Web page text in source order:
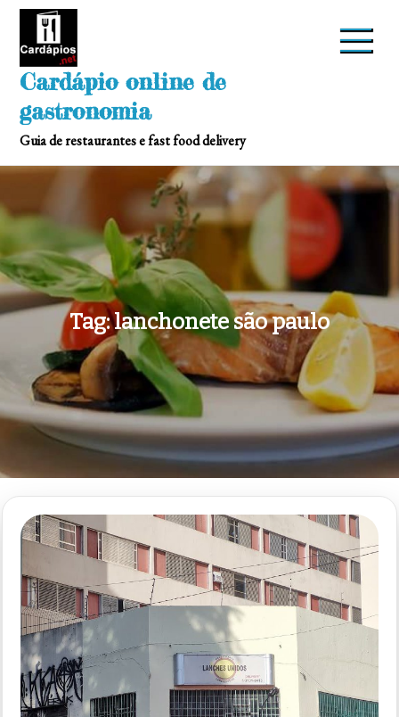
Skip
Cardápio online de
gastronomia
Guia de restaurantes e fast food delivery
Tag:lanchonete são paulo